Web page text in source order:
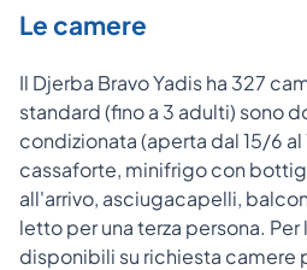
Le camere
Il Djerba Bravo Yadis ha 327
standard (fino a 3 adulti) sono
condizionata (aperta dal 15/6 al
cassaforte, minifrigo con
all'arrivo, asciugacapelli,
letto per una terza persona.
disponibili su richiesta camere